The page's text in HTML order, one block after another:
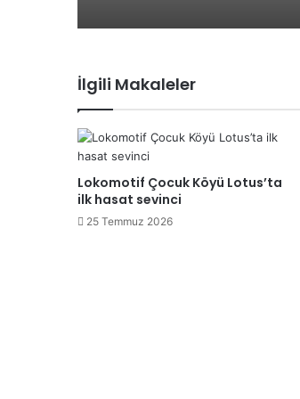
İlgili Makaleler
Lokomotif Çocuk Köyü Lotus’ta
ilk hasat sevinci
25 Temmuz 2026